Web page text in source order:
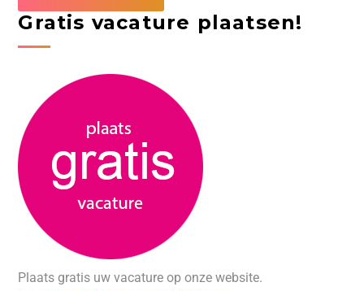
Gratis vacature plaatsen!
Plaats gratis uw vacature op onze website.